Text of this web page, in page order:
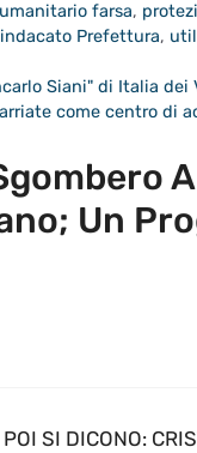
farsa,
Prefettura,
Siani" di Italia dei
come centro di
Un
SI DICONO: